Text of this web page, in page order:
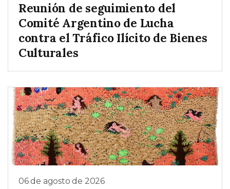
Reunión de seguimiento del
Comité Argentino de Lucha
contra el Tráfico Ilícito de Bienes
Culturales
06 de agosto de 2026